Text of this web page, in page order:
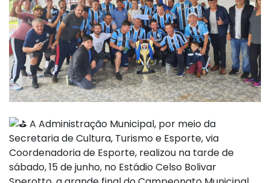
A Administração Municipal, por meio da
Secretaria de Cultura, Turismo e Esporte, via
Coordenadoria de Esporte, realizou na tarde de
sábado, 15 de junho, no Estádio Celso Bolivar